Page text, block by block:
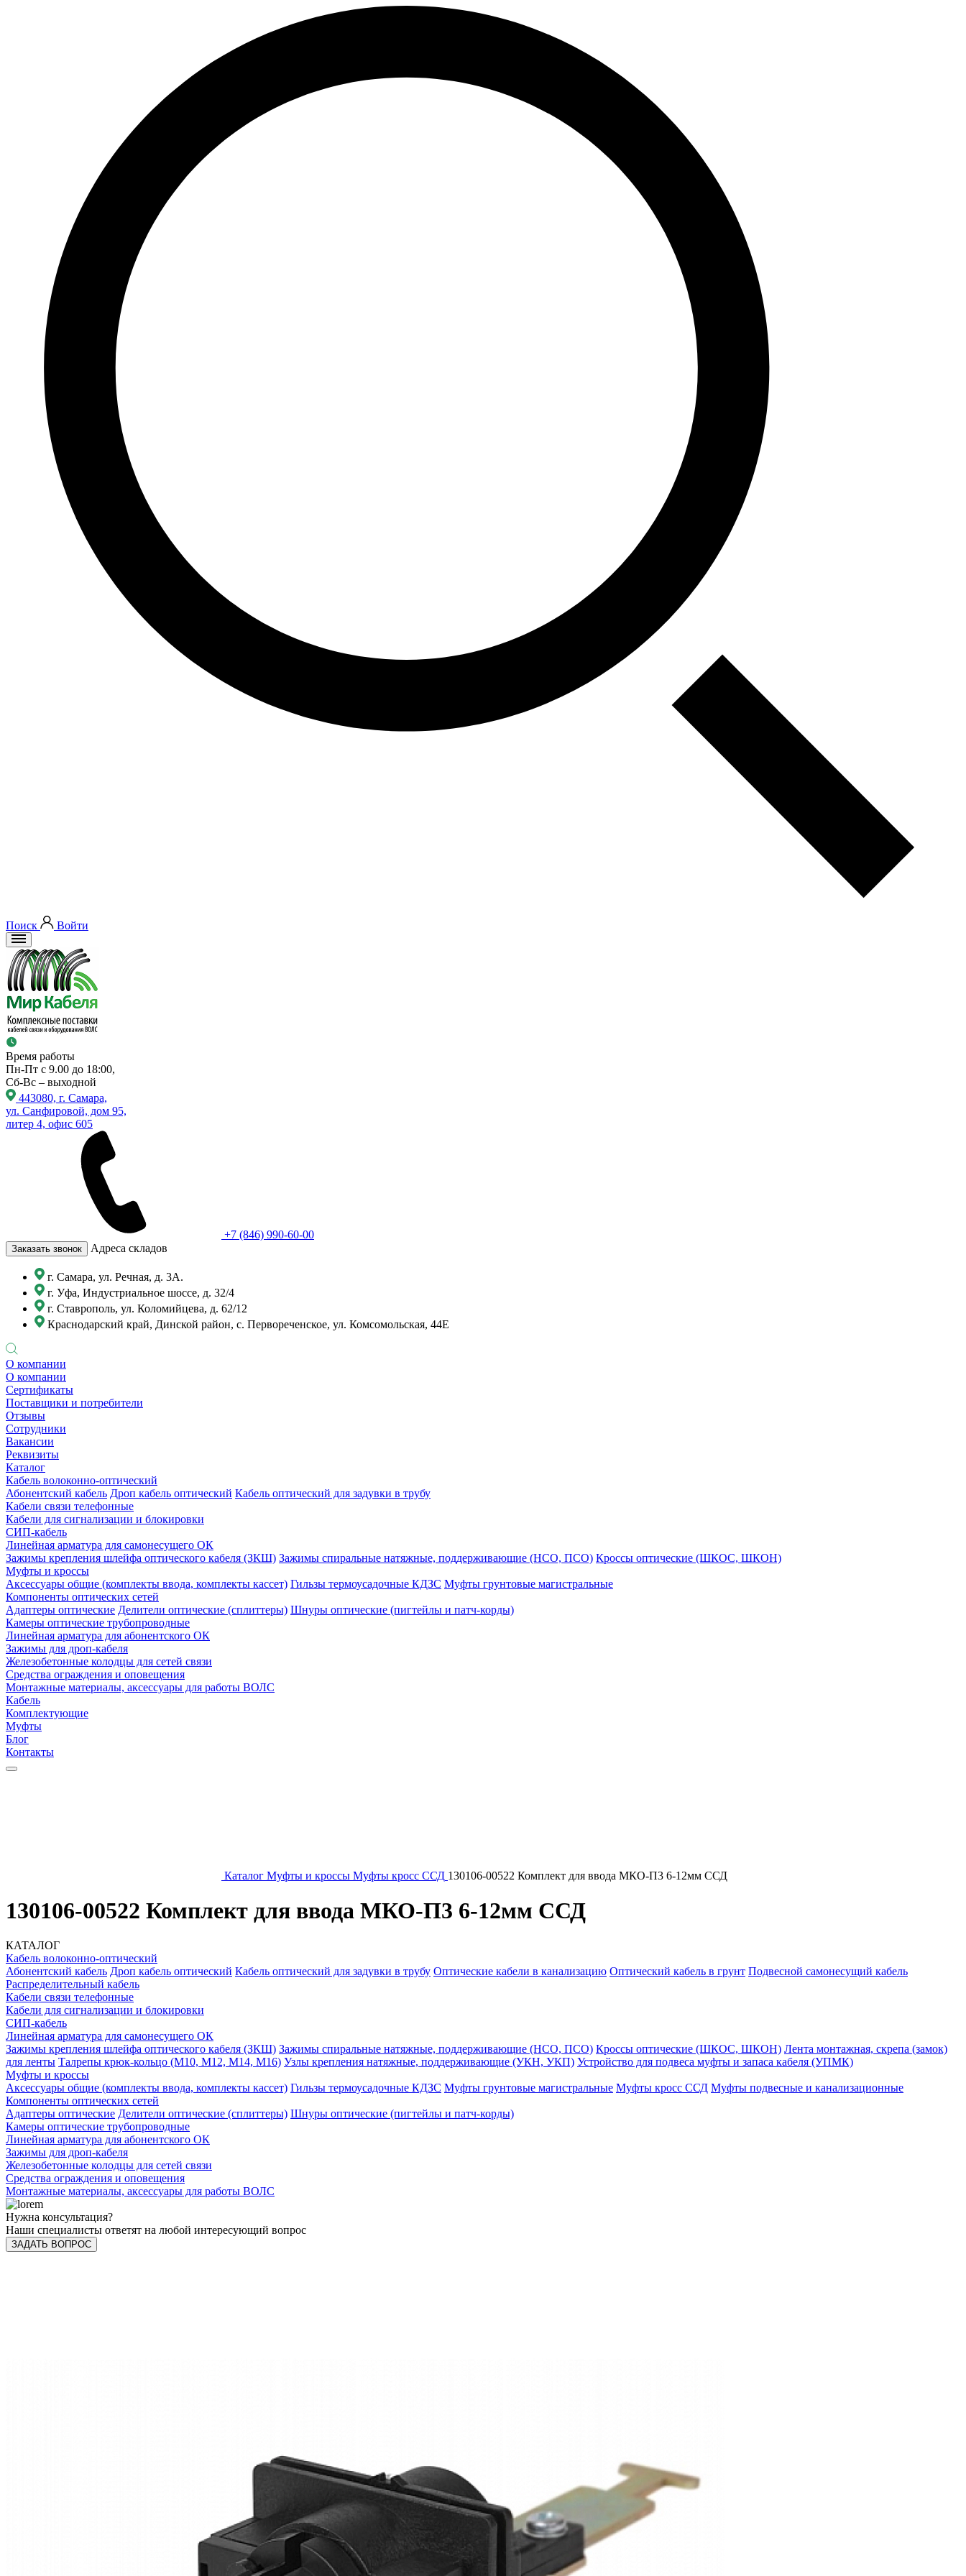
Поиск Войти
Время работы
Пн-Пт с 9.00 до 18:00,
Сб-Вс – выходной
443080, г. Самара,
ул. Санфировой, дом 95,
литер 4, офис 605
+7 (846) 990-60-00
Заказать звонок Адреса складов
г. Самара, ул. Речная, д. 3А.
г. Уфа, Индустриальное шоссе, д. 32/4
г. Ставрополь, ул. Коломийцева, д. 62/12
Краснодарский край, Динской район, с. Первореченское, ул. Комсомольская, 44Е
О компании
О компании
Сертификаты
Поставщики и потребители
Отзывы
Сотрудники
Вакансии
Реквизиты
Каталог
Кабель волоконно-оптический
Абонентский кабель Дроп кабель оптический Кабель оптический для задувки в трубу
Кабели связи телефонные
Кабели для сигнализации и блокировки
СИП-кабель
Линейная арматура для самонесущего ОК
Зажимы крепления шлейфа оптического кабеля (ЗКШ) Зажимы спиральные натяжные, поддерживающие (НСО, ПСО) Кроссы оптические (ШКОС, ШКОН)
Муфты и кроссы
Аксессуары общие (комплекты ввода, комплекты кассет) Гильзы термоусадочные КДЗС Муфты грунтовые магистральные
Компоненты оптических сетей
Адаптеры оптические Делители оптические (сплиттеры) Шнуры оптические (пигтейлы и патч-корды)
Камеры оптические трубопроводные
Линейная арматура для абонентского ОК
Зажимы для дроп-кабеля
Железобетонные колодцы для сетей связи
Средства ограждения и оповещения
Монтажные материалы, аксессуары для работы ВОЛС
Кабель
Комплектующие
Муфты
Блог
Контакты
Каталог Муфты и кроссы Муфты кросс ССД 130106-00522 Комплект для ввода МКО-П3 6-12мм ССД
130106-00522 Комплект для ввода МКО-П3 6-12мм ССД
КАТАЛОГ
Кабель волоконно-оптический
Абонентский кабель Дроп кабель оптический Кабель оптический для задувки в трубу Оптические кабели в канализацию Оптический кабель в грунт Подвесной самонесущий кабель
Распределительный кабель
Кабели связи телефонные
Кабели для сигнализации и блокировки
СИП-кабель
Линейная арматура для самонесущего ОК
Зажимы крепления шлейфа оптического кабеля (ЗКШ) Зажимы спиральные натяжные, поддерживающие (НСО, ПСО) Кроссы оптические (ШКОС, ШКОН) Лента монтажная, скрепа (замок)
для ленты Талрепы крюк-кольцо (М10, М12, М14, М16) Узлы крепления натяжные, поддерживающие (УКН, УКП) Устройство для подвеса муфты и запаса кабеля (УПМК)
Муфты и кроссы
Аксессуары общие (комплекты ввода, комплекты кассет) Гильзы термоусадочные КДЗС Муфты грунтовые магистральные Муфты кросс ССД Муфты подвесные и канализационные
Компоненты оптических сетей
Адаптеры оптические Делители оптические (сплиттеры) Шнуры оптические (пигтейлы и патч-корды)
Камеры оптические трубопроводные
Линейная арматура для абонентского ОК
Зажимы для дроп-кабеля
Железобетонные колодцы для сетей связи
Средства ограждения и оповещения
Монтажные материалы, аксессуары для работы ВОЛС
Нужна консультация?
Наши специалисты ответят на любой интересующий вопрос
ЗАДАТЬ ВОПРОС